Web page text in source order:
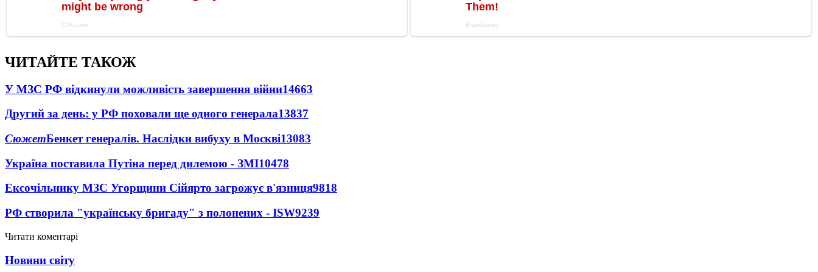
ЧИТАЙТЕ ТАКОЖ
У МЗС РФ відкинули можливість завершення війни14663
Другий за день: у РФ поховали ще одного генерала13837
СюжетБенкет генералів. Наслідки вибуху в Москві13083
Україна поставила Путіна перед дилемою - ЗМІ10478
Ексочільнику МЗС Угорщини Сійярто загрожує в'язниця9818
РФ створила "українську бригаду" з полонених - ISW9239
Читати коментарі
Новини світу